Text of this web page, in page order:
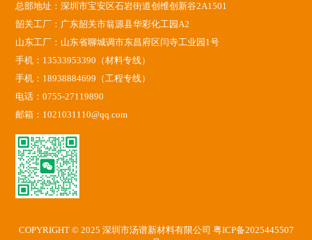
总部地址：深圳市宝安区石岩街道创维创新谷2A1501
韶关工厂：广东韶关市翁源县华彩化工园A2
山东工厂：山东省聊城调市东昌府区闫寺工业园1号
手机：13533953390（材料专线）
手机：18938884699（工程专线）
电话：0755-27119890
邮箱：1021031110@qq.com
COPYRIGHT © 2025 深圳市汤谱新材料有限公司 粤ICP备2025445507